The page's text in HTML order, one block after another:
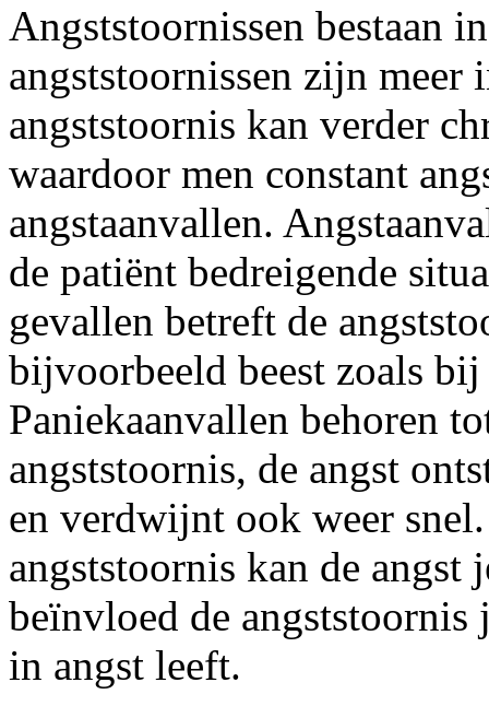
Angststoornissen bestaan
angststoornissen zijn meer
angststoornis kan verder
waardoor men constant
angstaanvallen.
de patiënt bedreigende
gevallen betreft de
bijvoorbeeld beest zoals
Paniekaanvallen behoren
angststoornis, de angst
en verdwijnt ook weer
angststoornis kan de angst
beïnvloed de
in angst leeft.